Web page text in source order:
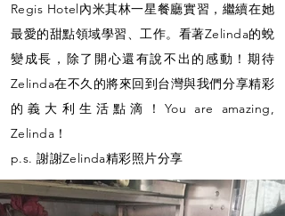
Regis Hotel內米其林一星餐廳實習，繼續在她
最愛的甜點領域學習、工作。看著Zelinda的蛻
變成長，除了開心還有說不出的感動！期待
Zelinda在不久的將來回到台灣與我們分享精彩
的義大利生活點滴！You are amazing,
Zelinda！
p.s. 謝謝Zelinda精彩照片分享